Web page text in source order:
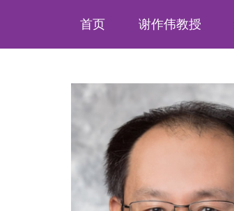
首页 谢作伟教授